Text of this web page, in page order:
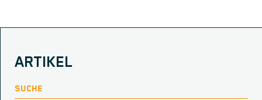
ARTIKEL
SUCHE